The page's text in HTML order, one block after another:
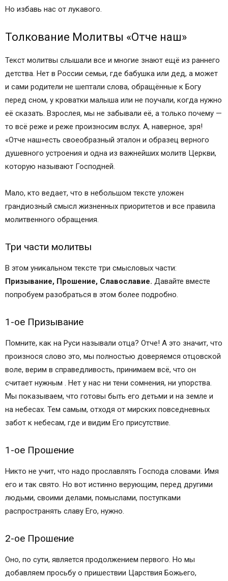
Но избавь нас от лукавого.
Толкование Молитвы «Отче наш»
Текст молитвы слышали все и многие знают ещё из раннего
детства. Нет в России семьи, где бабушка или дед, а может
и сами родители не шептали слова, обращённые к Богу
перед сном, у кроватки малыша или не поучали, когда нужно
её сказать. Взрослея, мы не забывали её, а только почему —
то всё реже и реже произносим вслух. А, наверное, зря!
«Отче наш»есть своеобразный эталон и образец верного
душевного устроения и одна из важнейших молитв Церкви,
которую называют Господней.
Мало, кто ведает, что в небольшом тексте уложен
грандиозный смысл жизненных приоритетов и все правила
молитвенного обращения.
Три части молитвы
В этом уникальном тексте три смысловых части:
Призывание, Прошение, Славославие. Давайте вместе
попробуем разобраться в этом более подробно.
1-ое Призывание
Помните, как на Руси называли отца? Отче! А это значит, что
произнося слово это, мы полностью доверяемся отцовской
воле, верим в справедливость, принимаем всё, что он
считает нужным . Нет у нас ни тени сомнения, ни упорства.
Мы показываем, что готовы быть его детьми и на земле и
на небесах. Тем самым, отходя от мирских повседневных
забот к небесам, где и видим Его присутствие.
1-ое Прошение
Никто не учит, что надо прославлять Господа словами. Имя
его и так свято. Но вот истинно верующим, перед другими
людьми, своими делами, помыслами, поступками
распространять славу Его, нужно.
2-ое Прошение
Оно, по сути, является продолжением первого. Но мы
добавляем просьбу о пришествии Царствия Божьего,